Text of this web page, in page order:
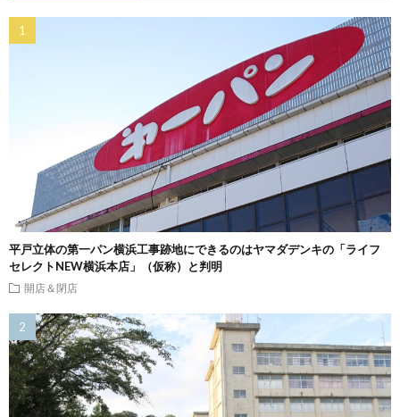
平戸立体の第一パン横浜工事跡地にできるのはヤマダデンキの「ライフ
セレクトNEW横浜本店」（仮称）と判明
開店＆閉店